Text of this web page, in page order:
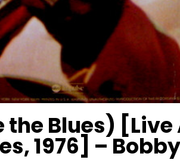
the Blues)
1976] –